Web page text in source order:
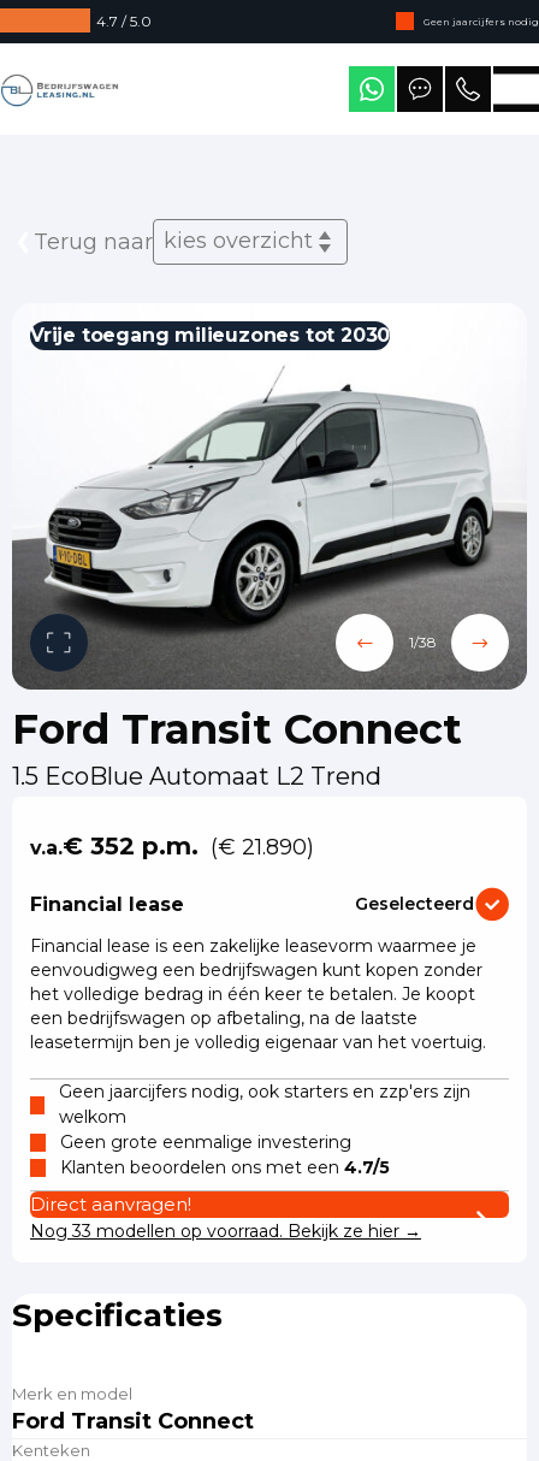
4.7 / 5.0
Geen jaarcijfers nodig
Direct uit voorraad leverbaar
Levering in heel Nederland
Terug naar kies overzicht
Vrije toegang milieuzones tot 2030
1/38
Ford Transit Connect
1.5 EcoBlue Automaat L2 Trend
v.a.€ 352 p.m. (€ 21.890)
Financial lease
Geselecteerd
Financial lease is een zakelijke leasevorm waarmee je
eenvoudigweg een bedrijfswagen kunt kopen zonder
het volledige bedrag in één keer te betalen. Je koopt
een bedrijfswagen op afbetaling, na de laatste
leasetermijn ben je volledig eigenaar van het voertuig.
Geen jaarcijfers nodig, ook starters en zzp'ers zijn
welkom
Geen grote eenmalige investering
Klanten beoordelen ons met een 4.7/5
Direct aanvragen!
Nog 33 modellen op voorraad. Bekijk ze hier →
Specificaties
Merk en model
Ford Transit Connect
Kenteken